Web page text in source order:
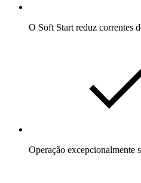
O Soft Start reduz correntes
Operação excepcionalmente